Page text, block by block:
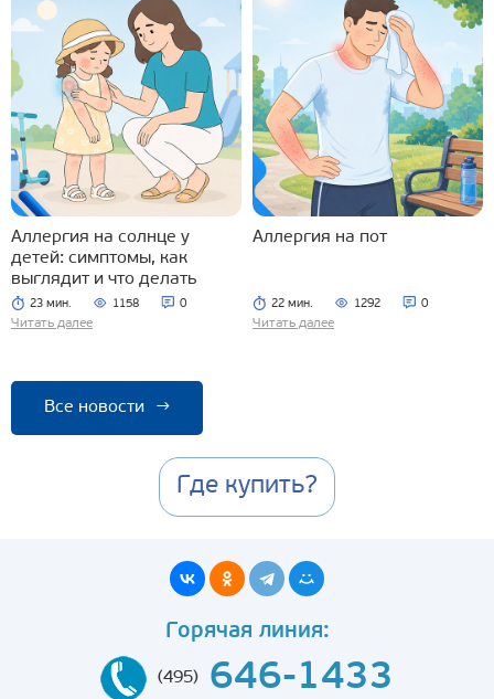
Аллергия на солнце у
детей: симптомы, как
выглядит и что делать
23 мин. 1158 0
Читать далее
Аллергия на пот
22 мин. 1292 0
Читать далее
Все новости →
Где купить?
Горячая линия:
(495) 646-1433